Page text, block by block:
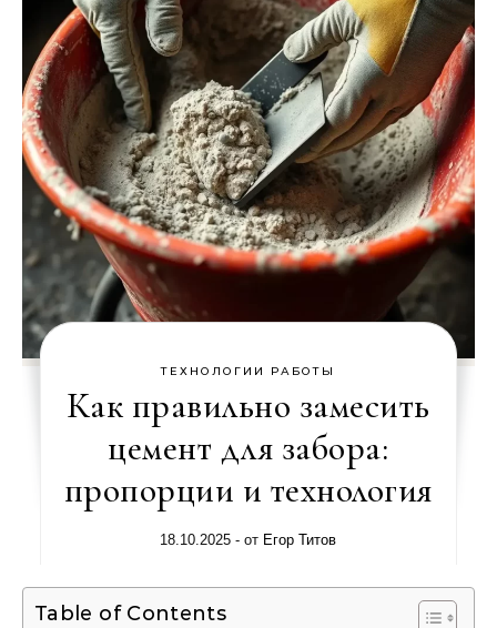
ТЕХНОЛОГИИ РАБОТЫ
Как правильно замесить
цемент для забора:
пропорции и технология
18.10.2025 - от Егор Титов
Table of Contents